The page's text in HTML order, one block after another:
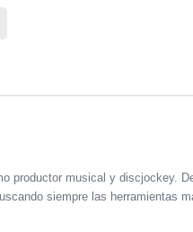
productor musical y discjockey.
siempre las herramientas